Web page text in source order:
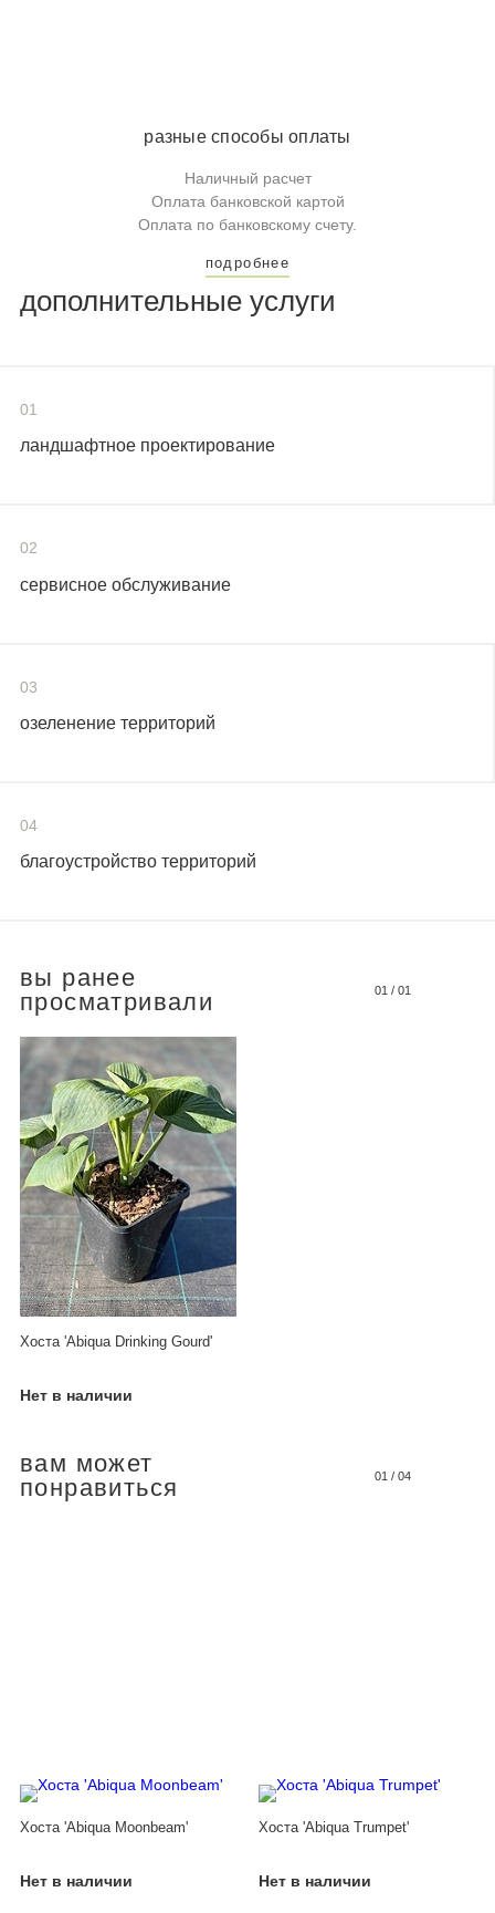
разные способы оплаты
Наличный расчет
Оплата банковской картой
Оплата по банковскому счету.
подробнее
дополнительные услуги
01
ландшафтное проектирование
02
сервисное обслуживание
03
озеленение территорий
04
благоустройство территорий
вы ранее
просматривали
01 / 01
Хоста 'Abiqua Drinking Gourd'
Нет в наличии
вам может
понравиться
01 / 04
Хоста 'Abiqua Moonbeam'
Нет в наличии
Хоста 'Abiqua Trumpet'
Нет в наличии